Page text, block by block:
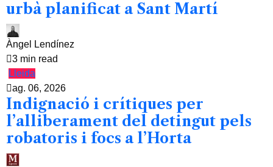
urbà planificat a Sant Martí
Àngel Lendínez
3 min read
Lleida
ag. 06, 2026
Indignació i crítiques per
l’alliberament del detingut pels
robatoris i focs a l’Horta